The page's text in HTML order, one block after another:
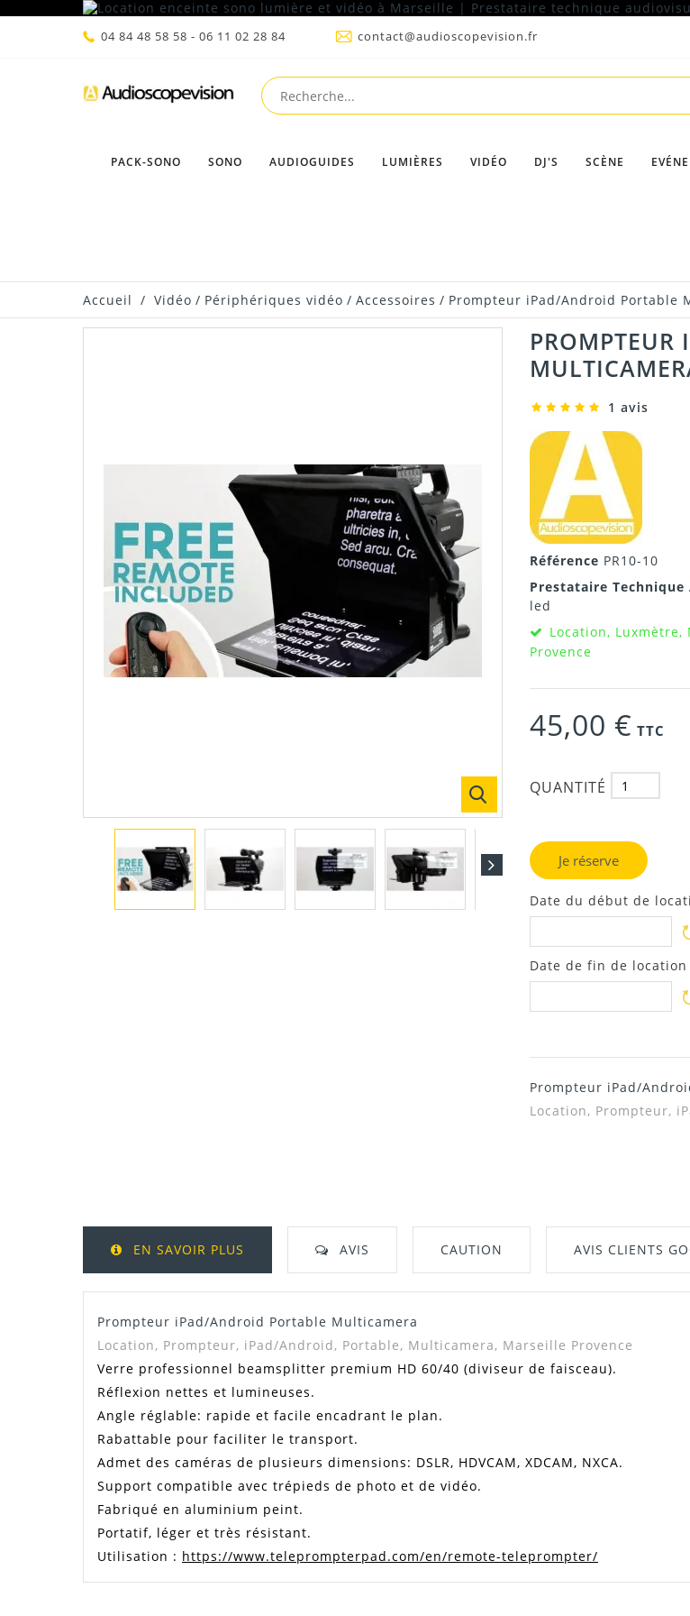
04 84 48 58 58 - 06 11 02 28 84 contact@audioscopevision.fr
PACK-SONO SONO AUDIOGUIDES LUMIÈRES VIDÉO DJ'S SCÈNE
Accueil / Vidéo / Périphériques vidéo / Accessoires / Prompteur iPad/Android Portable
PROMPTEUR
1 avis
Référence PR10-10
Prestataire
led
Location,
Provence
45,00 € TTC
QUANTITÉ
Je réserve
Date du début de
Date de fin de location
Prompteur iPad/
Location, Prompteur,
EN SAVOIR PLUS AVIS CAUTION AVIS CLIENTS
Prompteur iPad/Android Portable Multicamera
Location, Prompteur, iPad/Android, Portable, Multicamera, Marseille Provence
Verre professionnel beamsplitter premium HD 60/40 (diviseur de faisceau).
Réflexion nettes et lumineuses.
Angle réglable: rapide et facile encadrant le plan.
Rabattable pour faciliter le transport.
Admet des caméras de plusieurs dimensions: DSLR, HDVCAM, XDCAM, NXCA.
Support compatible avec trépieds de photo et de vidéo.
Fabriqué en aluminium peint.
Portatif, léger et très résistant.
Utilisation : https://www.teleprompterpad.com/en/remote-teleprompter/